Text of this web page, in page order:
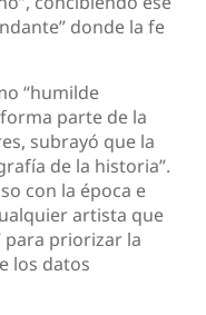
donde la fe
“humilde
parte de la
subrayó que la
de la historia”.
con la época e
artista que
para priorizar la
los datos